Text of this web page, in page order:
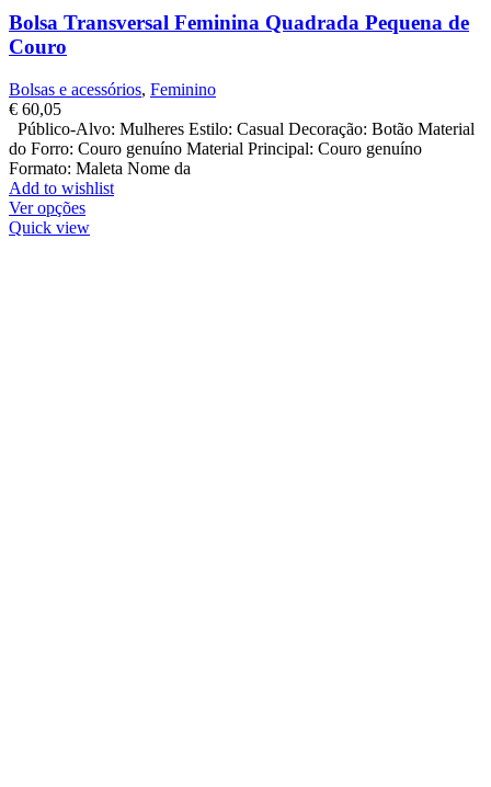
Bolsa Transversal Feminina Quadrada Pequena de
Couro
Bolsas e acessórios, Feminino
€ 60,05
Público-Alvo: Mulheres Estilo: Casual Decoração: Botão Material
do Forro: Couro genuíno Material Principal: Couro genuíno
Formato: Maleta Nome da
Add to wishlist
Ver opções
Quick view